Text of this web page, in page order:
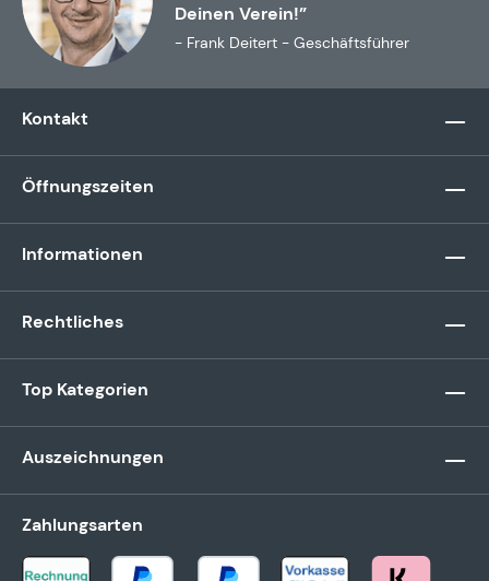
Deinen Verein!”
- Frank Deitert - Geschäftsführer
Kontakt
Öffnungszeiten
Informationen
Rechtliches
Top Kategorien
Auszeichnungen
Zahlungsarten